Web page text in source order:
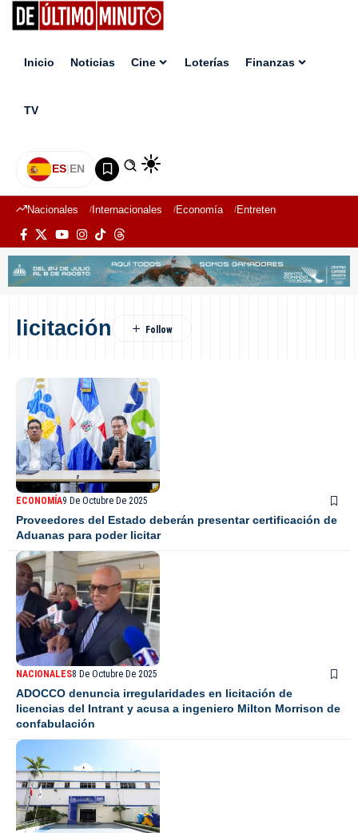
Inicio Noticias Cine Loterías Finanzas
TV
ES|EN
Nacionales Internacionales Economía Entretenimiento
licitación
ECONOMÍA9 De Octubre De 2025
Proveedores del Estado deberán presentar certificación de
Aduanas para poder licitar
NACIONALES8 De Octubre De 2025
ADOCCO denuncia irregularidades en licitación de
licencias del Intrant y acusa a ingeniero Milton Morrison de
confabulación